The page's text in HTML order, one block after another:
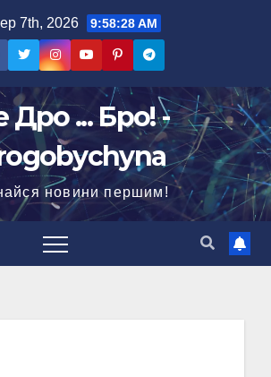
7th, 2026 9:58:29 AM
Дро ... Бро! -
новини першим!